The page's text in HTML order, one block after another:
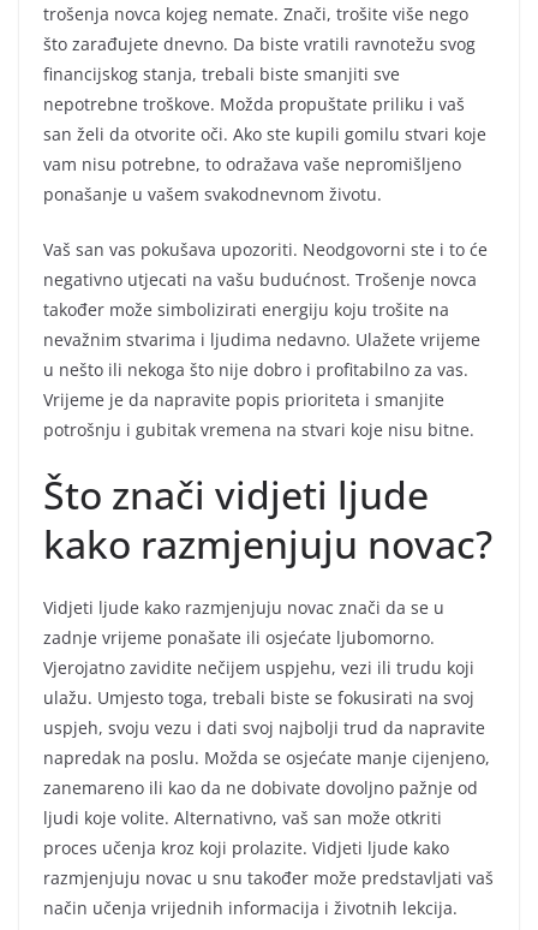
trošenja novca kojeg nemate. Znači, trošite više nego
što zarađujete dnevno. Da biste vratili ravnotežu svog
financijskog stanja, trebali biste smanjiti sve
nepotrebne troškove. Možda propuštate priliku i vaš
san želi da otvorite oči. Ako ste kupili gomilu stvari koje
vam nisu potrebne, to odražava vaše nepromišljeno
ponašanje u vašem svakodnevnom životu.
Vaš san vas pokušava upozoriti. Neodgovorni ste i to će
negativno utjecati na vašu budućnost. Trošenje novca
također može simbolizirati energiju koju trošite na
nevažnim stvarima i ljudima nedavno. Ulažete vrijeme
u nešto ili nekoga što nije dobro i profitabilno za vas.
Vrijeme je da napravite popis prioriteta i smanjite
potrošnju i gubitak vremena na stvari koje nisu bitne.
Što znači vidjeti ljude
kako razmjenjuju novac?
Vidjeti ljude kako razmjenjuju novac znači da se u
zadnje vrijeme ponašate ili osjećate ljubomorno.
Vjerojatno zavidite nečijem uspjehu, vezi ili trudu koji
ulažu. Umjesto toga, trebali biste se fokusirati na svoj
uspjeh, svoju vezu i dati svoj najbolji trud da napravite
napredak na poslu. Možda se osjećate manje cijenjeno,
zanemareno ili kao da ne dobivate dovoljno pažnje od
ljudi koje volite. Alternativno, vaš san može otkriti
proces učenja kroz koji prolazite. Vidjeti ljude kako
razmjenjuju novac u snu također može predstavljati vaš
način učenja vrijednih informacija i životnih lekcija.